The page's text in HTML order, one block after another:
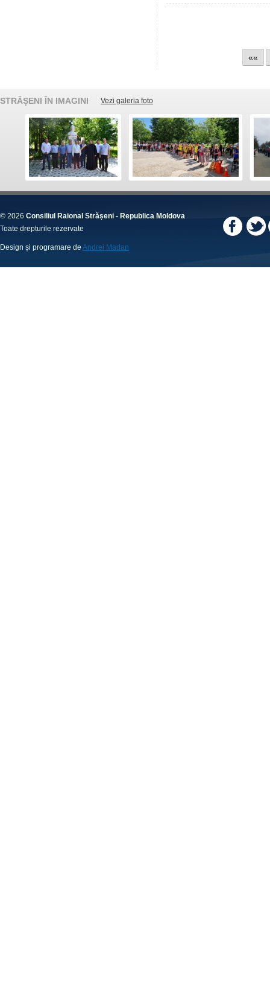
««
STRĂȘENI ÎN IMAGINI Vezi galeria foto
© 2026 Consiliul Raional Strășeni - Republica Moldova
Toate drepturile rezervate
Design și programare de Andrei Madan